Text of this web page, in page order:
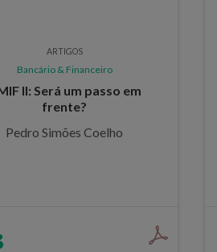
ARTIGOS
Bancário & Financeiro
II: Será um passo em
frente?
Pedro Simões Coelho